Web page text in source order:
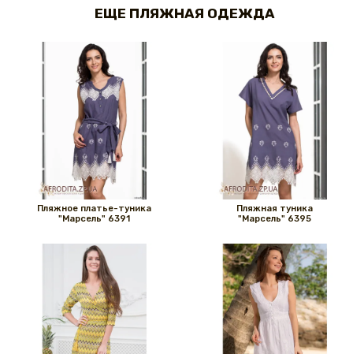
ЕЩЕ ПЛЯЖНАЯ ОДЕЖДА
Пляжное платье-туника
"Марсель" 6391
Пляжная туника
"Марсель" 6395